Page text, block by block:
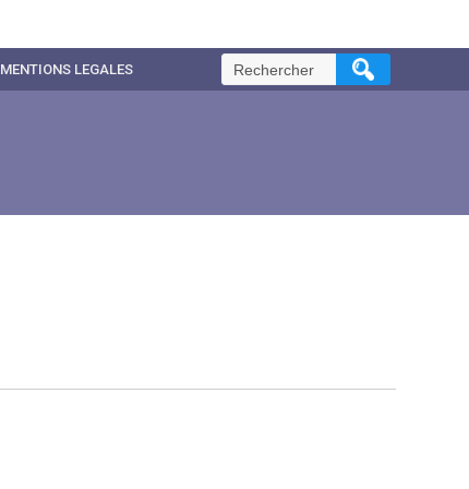
MENTIONS LEGALES Rechercher :